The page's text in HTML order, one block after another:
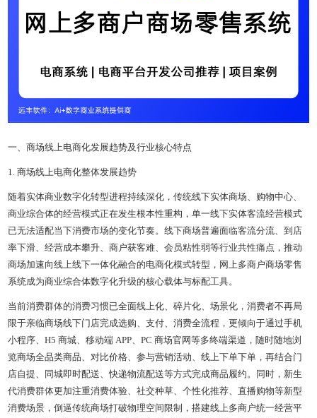
一、商场线上电商化发展趋势及行业核心特点
1. 商场线上电商化整体发展趋势
随着实体商业数字化转型进程持续深化，传统线下实体商场、购物中心、
商业综合体的经营模式正在发生根本性重构，单一线下实体客流经营模式
已无法适配当下消费市场的变化节奏。线下商场普遍面临客流分流、到店
率下滑、经营成本攀升、商户获客难、会员粘性弱等行业共性痛点，推动
商场加速向线上线下一体化融合的电商化模式转型，网上多商户商场零售
系统成为商业综合体数字化升级的核心载体与标配工具。
当前消费群体的消费习惯已全面线上化、碎片化、场景化，消费者不再局
限于亲临商场线下门店完成选购、支付、消费全流程，更倾向于通过手机
小程序、H5 商城、移动端 APP、PC 商场官网等多终端渠道，随时随地浏
览商场全品类商品、对比价格、参与营销活动、线上下单下单，再结合门
店自提、同城即时配送、快递物流配送等方式完成商品履约。同时，新生
代消费群体更加注重消费体验、社交种草、个性化推荐、直播购物等新型
消费场景，倒逼传统商场打破物理空间限制，搭建线上多商户统一经营平